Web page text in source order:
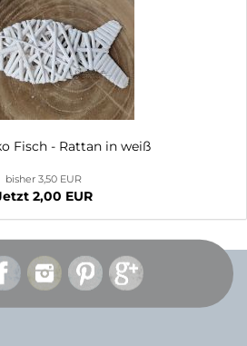
Fisch - Rattan in weiß
bisher 3,50 EUR
2,00 EUR